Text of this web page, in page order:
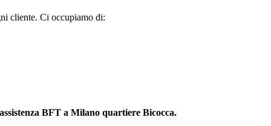
cliente. Ci occupiamo di:
BFT a Milano quartiere Bicocca.